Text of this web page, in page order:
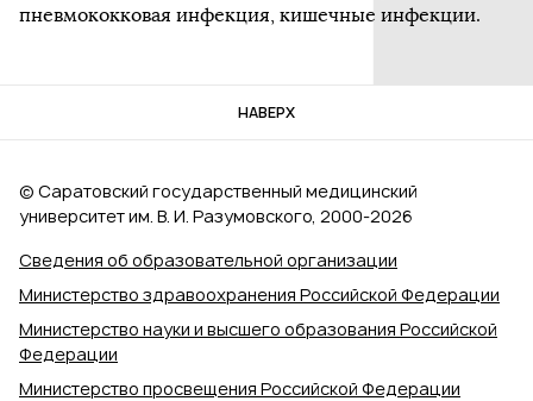
пневмококковая инфекция, кишечные инфекции.
НАВЕРХ
Сведения об образовательной организации
Министерство здравоохранения Российской Федерации
Министерство науки и высшего образования Российской
Федерации
Министерство просвещения Российской Федерации
© Саратовский государственный медицинский
университет им. В. И. Разумовского, 2000‑2026